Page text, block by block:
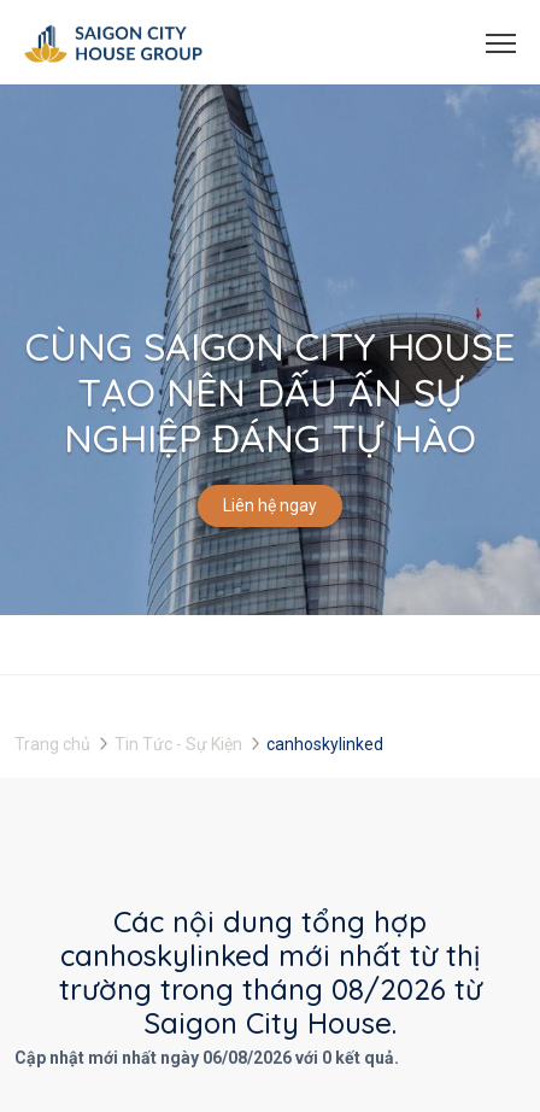
CÙNG SAIGON CITY HOUSE
TẠO NÊN DẤU ẤN SỰ
NGHIỆP ĐÁNG TỰ HÀO
Liên hệ ngay
Trang chủ Tin Tức - Sự Kiện canhoskylinked
Các nội dung tổng hợp
canhoskylinked mới nhất từ thị
trường trong tháng 08/2026 từ
Saigon City House.
Cập nhật mới nhất ngày 06/08/2026 với 0 kết quả.